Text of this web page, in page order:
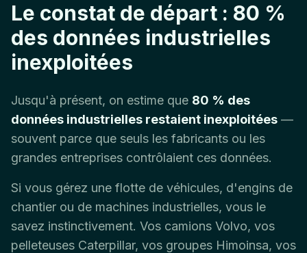
Le constat de départ : 80 %
des données industrielles
inexploitées
Jusqu'à présent, on estime que 80 % des
données industrielles restaient inexploitées —
souvent parce que seuls les fabricants ou les
grandes entreprises contrôlaient ces données.
Si vous gérez une flotte de véhicules, d'engins de
chantier ou de machines industrielles, vous le
savez instinctivement. Vos camions Volvo, vos
pelleteuses Caterpillar, vos groupes Himoinsa, vos